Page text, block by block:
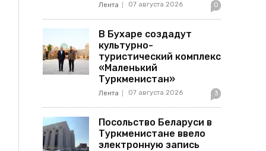
Лента 07 августа 2026 0
В Бухаре создадут
культурно-
туристический комплекс
«Маленький
Туркменистан»
Лента 07 августа 2026 3
Посольство Беларуси в
Туркменистане ввело
электронную запись